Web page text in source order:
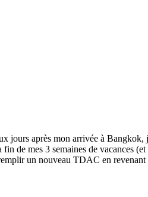
jours après mon arrivée à
de mes 3 semaines de vacances
un nouveau TDAC en